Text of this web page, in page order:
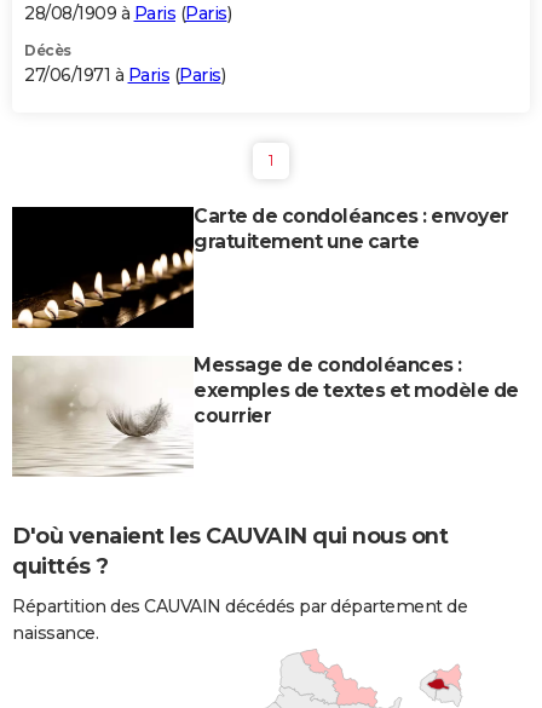
28/08/1909 à Paris (Paris)
Décès
27/06/1971 à Paris (Paris)
1
Carte de condoléances : envoyer
gratuitement une carte
Message de condoléances :
exemples de textes et modèle de
courrier
D'où venaient les CAUVAIN qui nous ont
quittés ?
Répartition des CAUVAIN décédés par département de
naissance.